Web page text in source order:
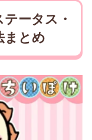
ータス・
まとめ